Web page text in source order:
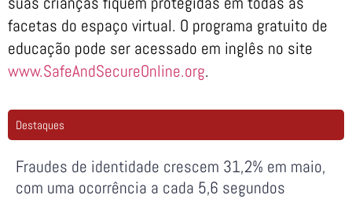
facetas do espaço virtual. O programa gratuito de
educação pode ser acessado em inglês no site
www.SafeAndSecureOnline.org.
Destaques
Fraudes de identidade crescem 31,2% em maio,
com uma ocorrência a cada 5,6 segundos